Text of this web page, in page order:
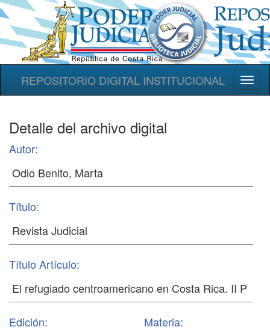
REPOSITORIO DIGITAL INSTITUCIONAL
Detalle del archivo digital
Autor:
Título:
Título Artículo:
Edición: Materia: